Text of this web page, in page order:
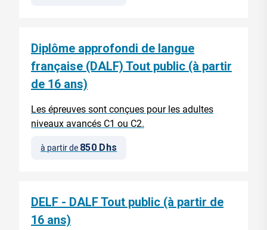
Diplôme approfondi de langue
française (DALF) Tout public (à partir
de 16 ans)
Les épreuves sont conçues pour les adultes
niveaux avancés C1 ou C2.
à partir de 850 Dhs
DELF - DALF Tout public (à partir de
16 ans)